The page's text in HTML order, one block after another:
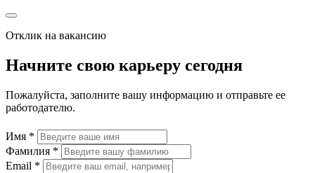
Отклик на вакансию
Начните свою карьеру сегодня
Пожалуйста, заполните вашу информацию и отправьте ее
работодателю.
Имя *
Фамилия *
Email *